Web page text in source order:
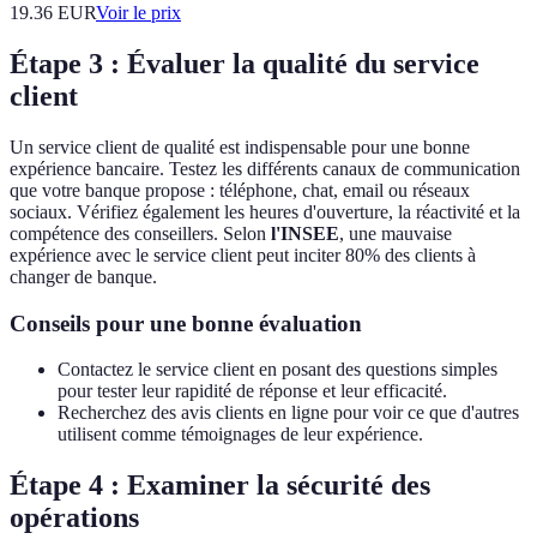
19.36 EURVoir le prix
Étape 3 : Évaluer la qualité du service
client
Un service client de qualité est indispensable pour une bonne
expérience bancaire. Testez les différents canaux de communication
que votre banque propose : téléphone, chat, email ou réseaux
sociaux. Vérifiez également les heures d'ouverture, la réactivité et la
compétence des conseillers. Selon l'INSEE, une mauvaise
expérience avec le service client peut inciter 80% des clients à
changer de banque.
Conseils pour une bonne évaluation
Contactez le service client en posant des questions simples
pour tester leur rapidité de réponse et leur efficacité.
Recherchez des avis clients en ligne pour voir ce que d'autres
utilisent comme témoignages de leur expérience.
Étape 4 : Examiner la sécurité des
opérations